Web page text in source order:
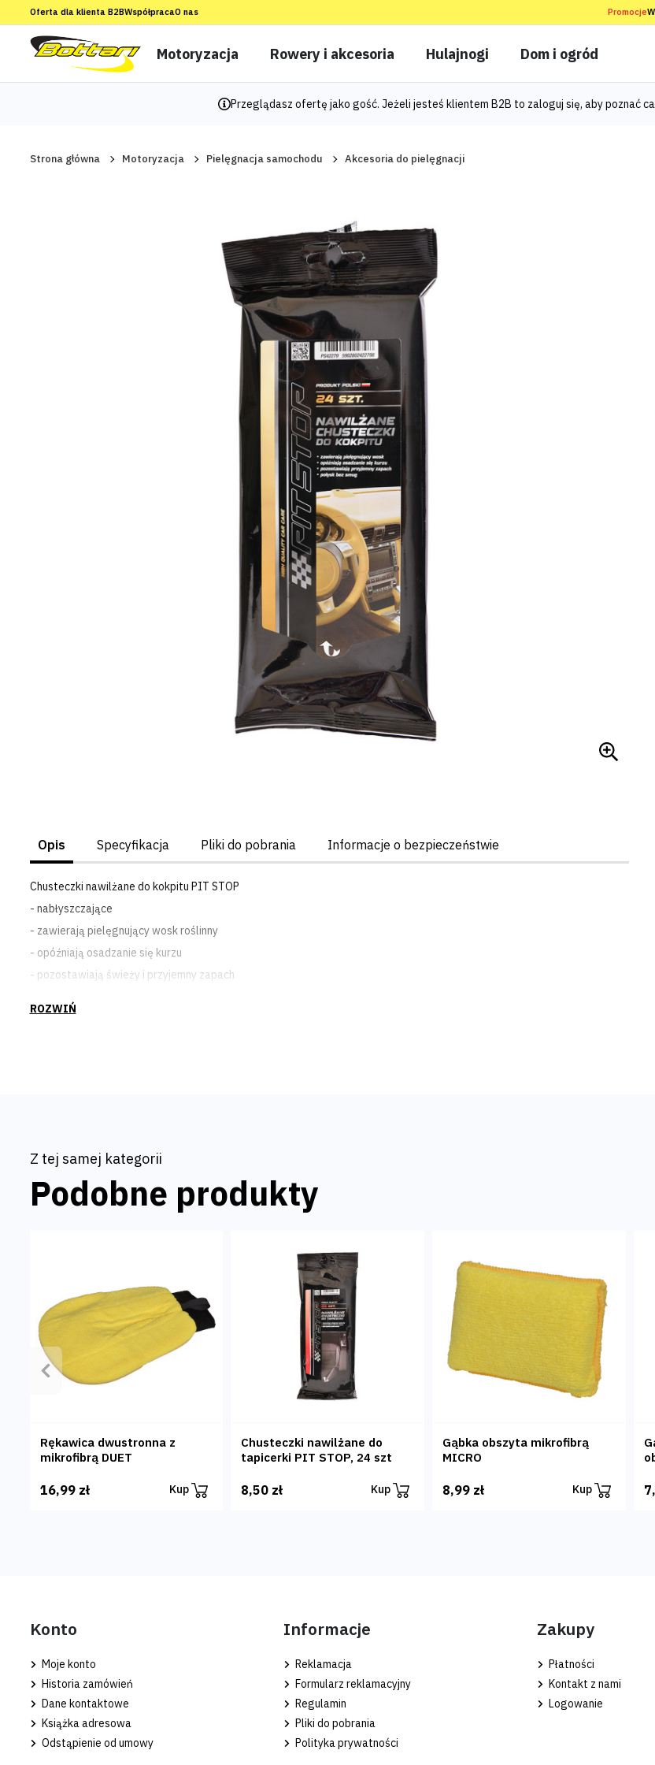
Oferta dla klienta B2BWspółpracaO nas Promocje
Motoryzacja Rowery i akcesoria Hulajnogi Dom i ogród
Przeglądasz ofertę jako gość. Jeżeli jesteś klientem B2B to zaloguj się, aby poznać
Strona główna Motoryzacja Pielęgnacja samochodu Akcesoria do pielęgnacji
Opis Specyfikacja Pliki do pobrania Informacje o bezpieczeństwie
Chusteczki nawilżane do kokpitu PIT STOP
- nabłyszczające
- zawierają pielęgnujący wosk roślinny
- opóźniają osadzanie się kurzu
- pozostawiają świeży i przyjemny zapach
Z tej samej kategorii
Podobne produkty
Poprzedni
Rękawica dwustronna z
mikrofibrą DUET
16,99 zł Kup
Chusteczki nawilżane do
tapicerki PIT STOP, 24 szt
8,50 zł Kup
Gąbka obszyta mikrofibrą
MICRO
8,99 zł Kup
Konto
Moje konto
Historia zamówień
Dane kontaktowe
Książka adresowa
Odstąpienie od umowy
Informacje
Reklamacja
Formularz reklamacyjny
Regulamin
Pliki do pobrania
Polityka prywatności
Zakupy
Płatności
Kontakt z nami
Logowanie